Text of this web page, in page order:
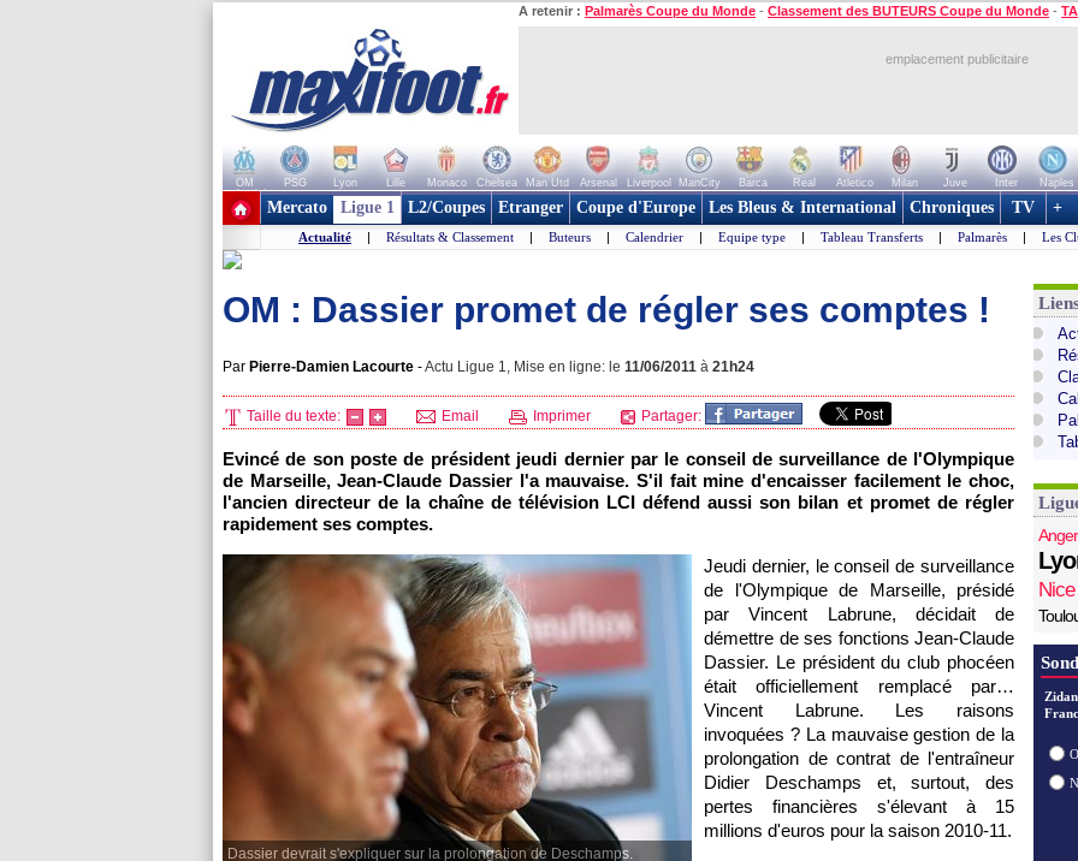
A retenir : Palmarès Coupe du Monde - Classement des BUTEURS Coupe du Monde -
emplacement publicitaire
OM PSG Lyon Lille Monaco Chelsea Man Utd Arsenal Liverpool ManCity Barca Real Atletico Milan Juve Inter Naples
+ de clubs
Mercato Ligue 1 L2/Coupes Etranger Coupe d'Europe Les Bleus & International Chroniques TV +
Actualité | Résultats & Classement | Buteurs | Calendrier | Equipe type | Tableau Transferts | Palmarès | Les
OM : Dassier promet de régler ses comptes !
Par Pierre-Damien Lacourte -Actu Ligue 1, Mise en ligne: le 11/06/2011 à 21h24
Taille du texte: Email Imprimer Partager:
Evincé de son poste de président jeudi dernier par le conseil de surveillance de l'Olympique
de Marseille, Jean-Claude Dassier l'a mauvaise. S'il fait mine d'encaisser facilement le choc,
l'ancien directeur de la chaîne de télévision LCI défend aussi son bilan et promet de régler
rapidement ses comptes.
Dassier devrait s'expliquer sur la prolongation de Deschamps.
Jeudi dernier, le conseil de surveillance
de l'Olympique de Marseille, présidé
par Vincent Labrune, décidait de
démettre de ses fonctions Jean-Claude
Dassier. Le président du club phocéen
était officiellement remplacé par…
Vincent Labrune. Les raisons
invoquées ? La mauvaise gestion de la
prolongation de contrat de l'entraîneur
Didier Deschamps et, surtout, des
pertes financières s'élevant à 15
millions d'euros pour la saison 2010-11.
Nice